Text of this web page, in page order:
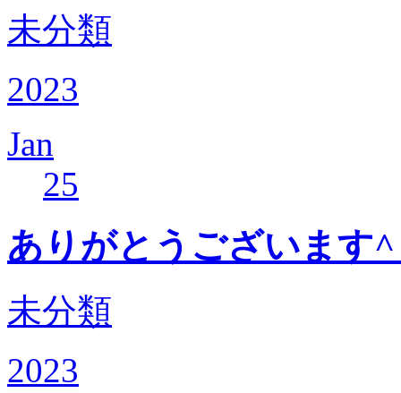
未分類
2023
Jan
25
ありがとうございます
未分類
2023